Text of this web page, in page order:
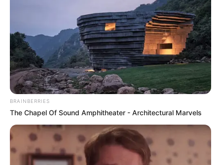
BRAINBERRIES
The Chapel Of Sound Amphitheater - Architectural Marvels